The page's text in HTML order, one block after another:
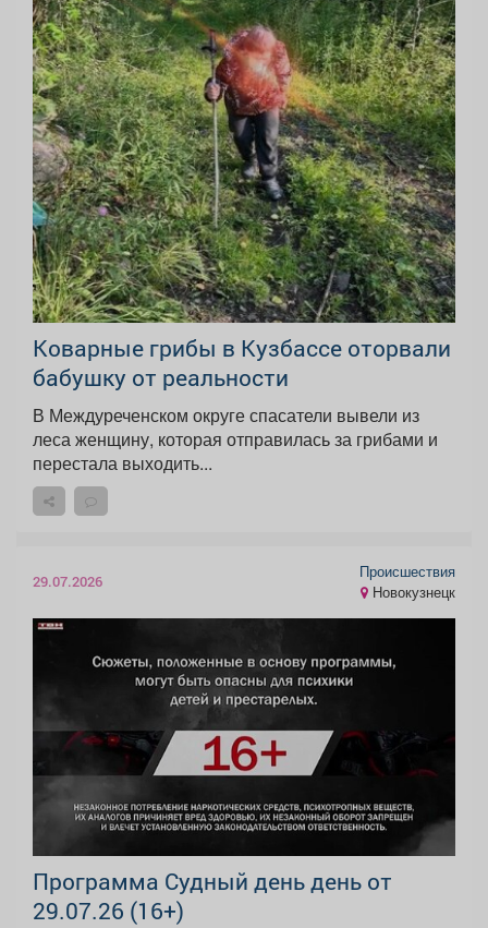
Коварные грибы в Кузбассе оторвали
бабушку от реальности
В Междуреченском округе спасатели вывели из
леса женщину, которая отправилась за грибами и
перестала выходить...
29.07.2026
Происшествия
Новокузнецк
Программа Судный день день от
29.07.26 (16+)